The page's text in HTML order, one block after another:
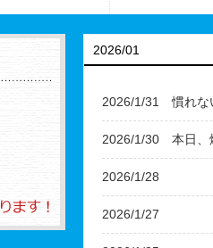
2026/01
2026/1/31 慣れな
2026/1/30 本日、
2026/1/28
2026/1/27